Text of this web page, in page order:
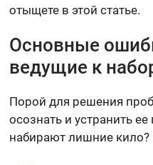
отыщете в этой статье.
Основные
ведущие к
Порой для решения
осознать и устранить
набирают лишние кило?